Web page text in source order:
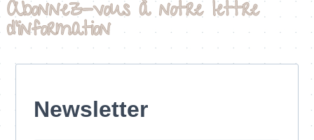
Abonnez-vous à notre lettre
d'information
Newsletter